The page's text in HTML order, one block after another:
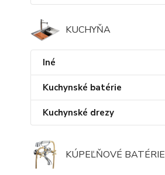
KUCHYŇA
Iné
Kuchynské batérie
Kuchynské drezy
KÚPEĽŇOVÉ BATÉRIE